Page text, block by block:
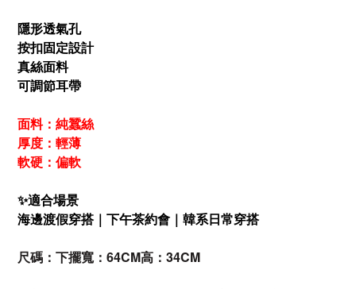
隱形透氣孔
按扣固定設計
真絲面料
可調節耳帶
面料：純蠶絲
厚度：輕薄
軟硬：偏軟
✨適合場景
海邊渡假穿搭｜ 下午茶約會｜ 韓系日常穿搭
尺碼： 下擺寬：64CM高：34CM